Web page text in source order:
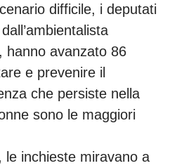
difficile, i deputati
hanno avanzato 86
e prevenire il
che persiste nella
sono le maggiori
le inchieste miravano a